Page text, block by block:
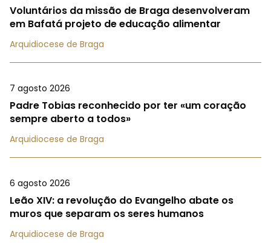
Voluntários da missão de Braga desenvolveram
em Bafatá projeto de educação alimentar
Arquidiocese de Braga
7 agosto 2026
Padre Tobias reconhecido por ter «um coração
sempre aberto a todos»
Arquidiocese de Braga
6 agosto 2026
Leão XIV: a revolução do Evangelho abate os
muros que separam os seres humanos
Arquidiocese de Braga